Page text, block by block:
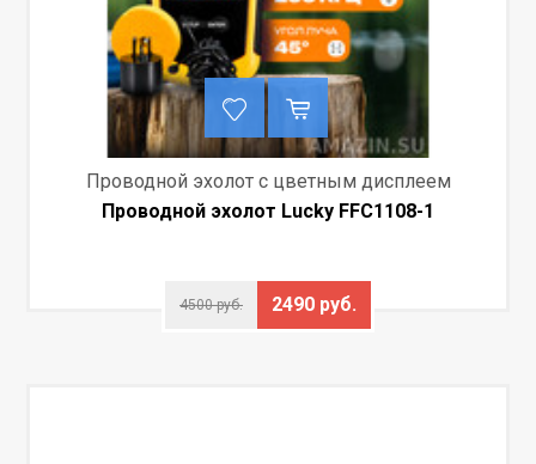
Проводной эхолот с цветным дисплеем
Проводной эхолот Lucky FFC1108-1
4500 руб. 2490 руб.